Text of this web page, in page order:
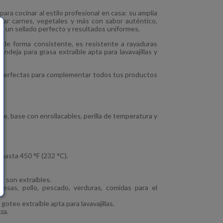
cocinar al estilo profesional en casa: su amplia
carnes, vegetales y más con sabor auténtico,
un sellado perfecto y resultados uniformes.
de forma consistente, es resistente a rayaduras
para grasa extraíble apta para lavavajillas y
perfectas para complementar todos tus productos
base con enrollacables, perilla de temperatura y
450 °F (232 °C).
son extraíbles.
pollo, pescado, verduras, comidas para el
extraíble apta para lavavajillas.